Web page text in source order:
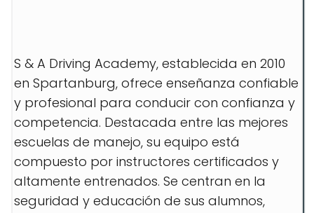
S & A Driving Academy, establecida en 2010
en Spartanburg, ofrece enseñanza confiable
y profesional para conducir con confianza y
competencia. Destacada entre las mejores
escuelas de manejo, su equipo está
compuesto por instructores certificados y
altamente entrenados. Se centran en la
seguridad y educación de sus alumnos,